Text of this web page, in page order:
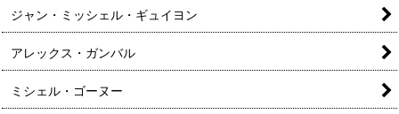
ジャン・ミッシェル・ギュイヨン
アレックス・ガンバル
ミシェル・ゴーヌー